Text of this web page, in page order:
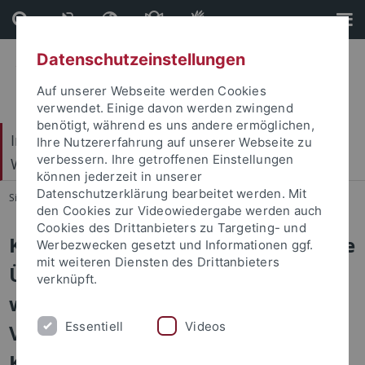
Direkt
zum
Inhalt
Direkt
zur
Fußleiste
Internationales Zentrum für Ethik in den
Wissenschaften (IZEW)
Sie sind hier: Startseite ... Publikationen
Krisenethik im Alltag – Zeitbedingte
Überlegungen zu
widersprüchlichen
Voraussetzungen in
Datenschutzeinstellungen
Auf unserer Webseite werden Cookies
verwendet. Einige davon werden zwingend
benötigt, während es uns andere ermöglichen,
Ihre Nutzererfahrung auf unserer Webseite zu
verbessern. Ihre getroffenen Einstellungen
können jederzeit in unserer
Datenschutzerklärung bearbeitet werden. Mit
den Cookies zur Videowiedergabe werden auch
Cookies des Drittanbieters zu Targeting- und
Werbezwecken gesetzt und Informationen ggf.
mit weiteren Diensten des Drittanbieters
verknüpft.
Essentiell Videos